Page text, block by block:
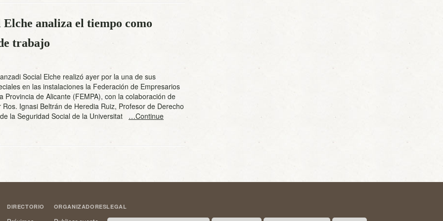
analiza el tiempo como
trabajo
Social Elche realizó ayer por la una de sus
en las instalaciones la Federación de Empresarios
Provincia de Alicante (FEMPA), con la colaboración de
Ros. Ignasi Beltrán de Heredia Ruiz, Profesor de Derecho
la Seguridad Social de la Universitat …Continue
DIRECTORIO ORGANIZADORESLEGAL